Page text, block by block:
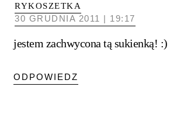
RYKOSZETKA
30 GRUDNIA 2011 | 19:17
jestem zachwycona tą sukienką! :)
ODPOWIEDZ